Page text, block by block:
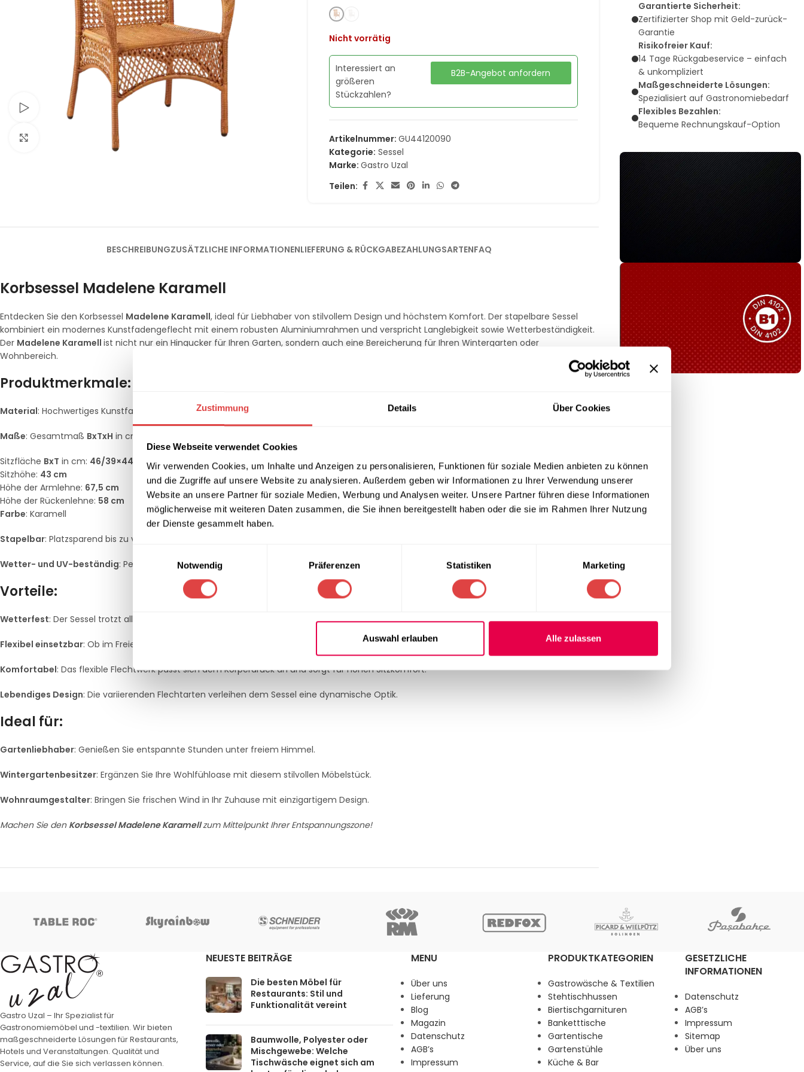
Zustimmung Details Über Cookies
Diese Webseite verwendet Cookies
Wir verwenden Cookies, um Inhalte und Anzeigen zu personalisieren, Funktionen für soziale Medien anbieten zu können
und die Zugriffe auf unsere Website zu analysieren. Außerdem geben wir Informationen zu Ihrer Verwendung unserer
Website an unsere Partner für soziale Medien, Werbung und Analysen weiter. Unsere Partner führen diese Informationen
möglicherweise mit weiteren Daten zusammen, die Sie ihnen bereitgestellt haben oder die sie im Rahmen Ihrer Nutzung
der Dienste gesammelt haben.
Notwendig
Präferenzen Statistiken Marketing
Auswahl erlauben Alle zulassen
Schau Video
Klick zum Vergrößern
Nicht vorrätig
Interessiert an
größeren
Stückzahlen?
B2B-Angebot anfordern
Artikelnummer:GU44120090
Kategorie: Sessel
Marke:Gastro Uzal
Teilen:
BESCHREIBUNGZUSÄTZLICHE INFORMATIONENLIEFERUNG & RÜCKGABEZAHLUNGSARTENFAQ
Korbsessel Madelene Karamell
Entdecken Sie den Korbsessel Madelene Karamell, ideal für Liebhaber von stilvollem Design und höchstem Komfort. Der stapelbare Sessel
kombiniert ein modernes Kunstfadengeflecht mit einem robusten Aluminiumrahmen und verspricht Langlebigkeit sowie Wetterbeständigkeit.
Der Madelene Karamell ist nicht nur ein Hingucker für Ihren Garten, sondern auch eine Bereicherung für Ihren Wintergarten oder
Wohnbereich.
Produktmerkmale:
Material: Hochwertiges Kunstfaden-Geflecht auf einem stabilen Aluminiumgestell
Maße: Gesamtmaß BxTxH in cm:
Sitzfläche BxT in cm: 46/39×44,5
Sitzhöhe: 43 cm
Höhe der Armlehne: 67,5 cm
Höhe der Rückenlehne: 58 cm
Farbe: Karamell
Stapelbar: Platzsparend bis zu vier Sessel stapelbar, ideal für begrenzte Räumlichkeiten
Wetter- und UV-beständig: Perfekt geeignet für den Außenbereich
Vorteile:
Wetterfest: Der Sessel trotzt allen Witterungseinflüssen und ist UV-beständig.
Flexibel einsetzbar: Ob im Freien, im Wintergarten oder im Innenbereich, dieser Sessel fügt sich nahtlos in jede Umgebung ein.
Komfortabel: Das flexible Flechtwerk passt sich dem Körperdruck an und sorgt für hohen Sitzkomfort.
Lebendiges Design: Die variierenden Flechtarten verleihen dem Sessel eine dynamische Optik.
Ideal für:
Gartenliebhaber: Genießen Sie entspannte Stunden unter freiem Himmel.
Wintergartenbesitzer: Ergänzen Sie Ihre Wohlfühloase mit diesem stilvollen Möbelstück.
Wohnraumgestalter: Bringen Sie frischen Wind in Ihr Zuhause mit einzigartigem Design.
Machen Sie den Korbsessel Madelene Karamellzum Mittelpunkt Ihrer Entspannungszone!
Garantierte Sicherheit:
Zertifizierter Shop mit Geld-zurück-
Garantie
Risikofreier Kauf:
14 Tage Rückgabeservice – einfach
& unkompliziert
Maßgeschneiderte Lösungen:
Spezialisiert auf Gastronomiebedarf
Flexibles Bezahlen:
Bequeme Rechnungskauf-Option
Sie haben nicht das passende
Produkt gefunden?
Wir helfen Ihnen gerne weiter!
Gastro Uzal – Ihr Spezialist für
Gastronomiemöbel und -textilien. Wir bieten
maßgeschneiderte Lösungen für Restaurants,
Hotels und Veranstaltungen. Qualität und
Service, auf die Sie sich verlassen können.
NEUESTE BEITRÄGE
Die besten Möbel für
Restaurants: Stil und
Funktionalität vereint
Baumwolle, Polyester oder
Mischgewebe: Welche
Tischwäsche eignet sich am
MENU
Über uns
Lieferung
Blog
Magazin
Datenschutz
AGB’s
Impressum
PRODUKTKATEGORIEN
Gastrowäsche & Textilien
Stehtischhussen
Biertischgarnituren
Banketttische
Gartentische
Gartenstühle
Küche & Bar
GESETZLICHE
INFORMATIONEN
Datenschutz
AGB’s
Impressum
Sitemap
Über uns